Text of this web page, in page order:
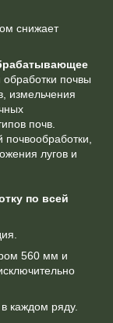
снижает
почвы
измельчения
почв.
лугов и
по всей
560 мм и
в каждом ряду.